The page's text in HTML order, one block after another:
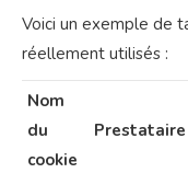
Voici un exemple de
réellement utilisés :
Nom
du
cookie
Prestataire